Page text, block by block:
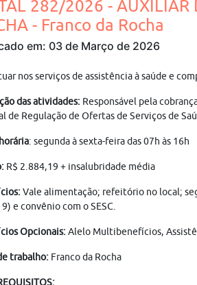
282/2026 - AUXILIAR
- Franco da Rocha
em: 03 de Março de 2026
nos serviços de assistência à saúde e
das atividades: Responsável pela
de Regulação de Ofertas de Serviços de
: segunda à sexta-feira das 07h às 16h
R$ 2.884,19 + insalubridade média
Vale alimentação; refeitório no local;
e convênio com o SESC.
Opcionais:Alelo Multibenefícios,
trabalho:Franco da Rocha